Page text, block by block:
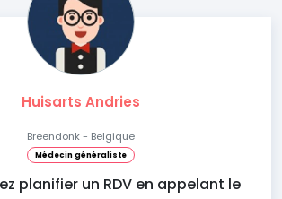
Huisarts Andries
Breendonk - Belgique
Médecin généraliste
planifier un RDV en appelant le